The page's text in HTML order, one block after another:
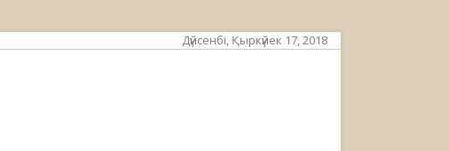
Дүйсенбі, Қыркүйек 17, 2018